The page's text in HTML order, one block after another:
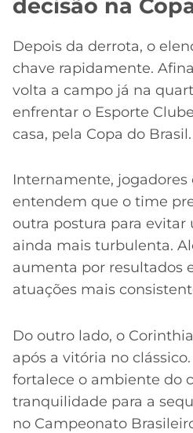
decisão na
Depois da derrota, o
chave rapidamente.
volta a campo já na
enfrentar o Esporte
casa, pela Copa do Brasil.
Internamente, jogadores
entendem que o time
outra postura para evitar
ainda mais turbulenta.
aumenta por resultados
atuações mais
Do outro lado, o
após a vitória no
fortalece o ambiente do
tranquilidade para a
no Campeonato